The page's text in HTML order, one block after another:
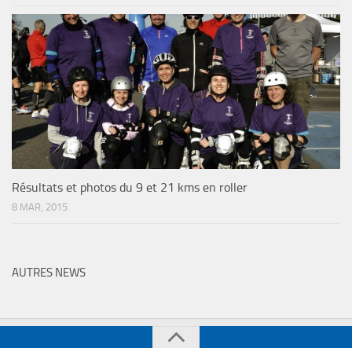
Résultats et photos du 9 et 21 kms en roller
8 MAR, 2015
AUTRES NEWS